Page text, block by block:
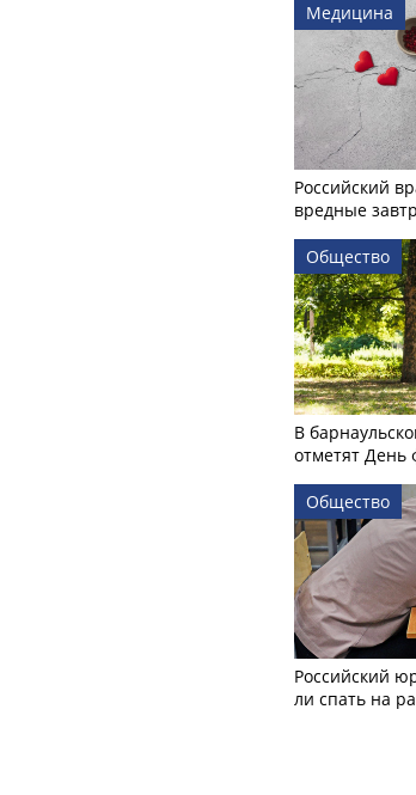
Медицина
Российский
вредные
Общество
В
отметят День
Общество
Российский
ли спать на